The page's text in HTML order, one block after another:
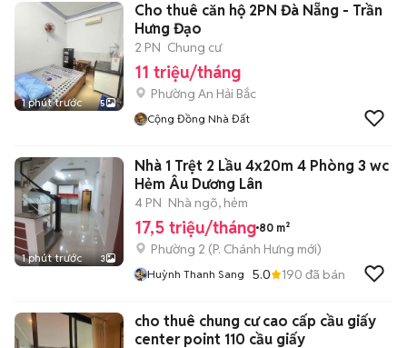
1 phút trước 5
Cho thuê căn hộ 2PN Đà Nẵng - Trần
Hưng Đạo
2 PN Chung cư
11 triệu/tháng
Phường An Hải Bắc
Cộng Đồng Nhà Đất
1 phút trước 3
Nhà 1 Trệt 2 Lầu 4x20m 4 Phòng 3 wc
Hẻm Âu Dương Lân
4 PN Nhà ngõ, hẻm
17,5 triệu/tháng 80 m²
Phường 2 (P. Chánh Hưng mới)
Huỳnh Thanh Sang 5.0 190 đã bán
cho thuê chung cư cao cấp cầu giấy
center point 110 cầu giấy